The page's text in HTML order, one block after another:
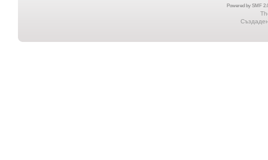
Powered by SMF